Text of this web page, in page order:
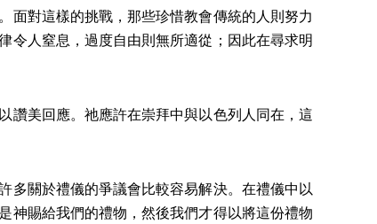
面對這樣的挑戰，那些珍惜教會傳統的人則努力
令人窒息，過度自由則無所適從；因此在尋求明
讚美回應。祂應許在崇拜中與以色列人同在，這
多關於禮儀的爭議會比較容易解決。在禮儀中以
神賜給我們的禮物，然後我們才得以將這份禮物